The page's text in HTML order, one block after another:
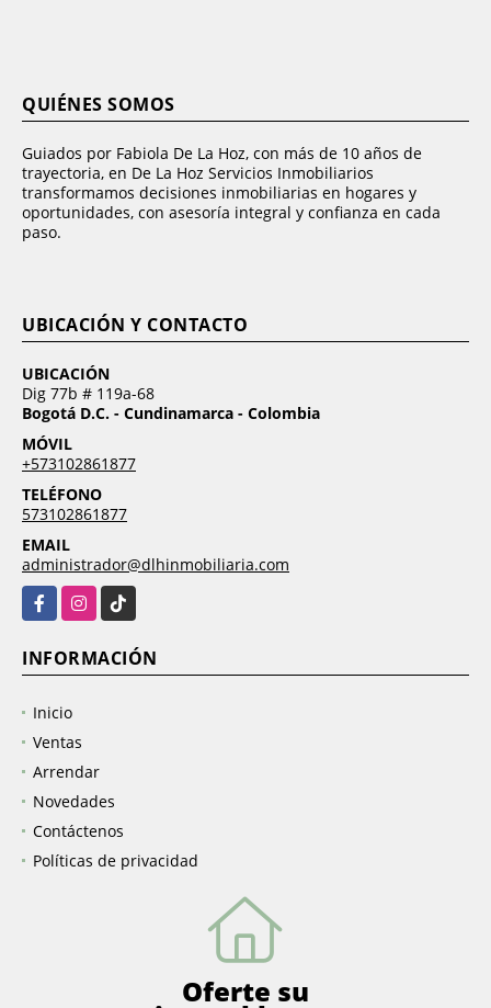
QUIÉNES SOMOS
Guiados por Fabiola De La Hoz, con más de 10 años de
trayectoria, en De La Hoz Servicios Inmobiliarios
transformamos decisiones inmobiliarias en hogares y
oportunidades, con asesoría integral y confianza en cada
paso.
UBICACIÓN Y CONTACTO
UBICACIÓN
Dig 77b # 119a-68
Bogotá D.C. - Cundinamarca - Colombia
MÓVIL
+573102861877
TELÉFONO
573102861877
EMAIL
administrador@dlhinmobiliaria.com
FacebookInstagramTikTok
INFORMACIÓN
Inicio
Ventas
Arrendar
Novedades
Contáctenos
Políticas de privacidad
Oferte su